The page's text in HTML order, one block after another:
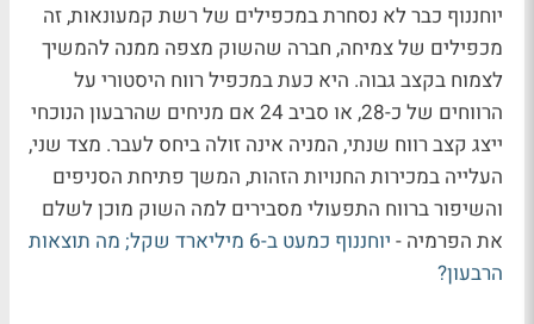
יוחננוף כבר לא נסחרת במכפילים של רשת קמעונאות, זה
מכפילים של צמיחה, חברה שהשוק מצפה ממנה להמשיך
לצמוח בקצב גבוה. היא כעת במכפיל רווח היסטורי על
הרווחים של כ-28, או סביב 24 אם מניחים שהרבעון הנוכחי
ייצג קצב רווח שנתי, המניה אינה זולה ביחס לעבר. מצד שני,
העלייה במכירות החנויות הזהות, המשך פתיחת הסניפים
והשיפור ברווח התפעולי מסבירים למה השוק מוכן לשלם
את הפרמיה -
יוחננוף כמעט ב-6 מיליארד שקל; מה תוצאות
הרבעון?